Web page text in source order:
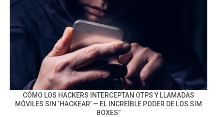
CÓMO LOS HACKERS INTERCEPTAN OTPS Y LLAMADAS
MÓVILES SIN ‘HACKEAR’ — EL INCREÍBLE PODER DE LOS SIM
BOXES”